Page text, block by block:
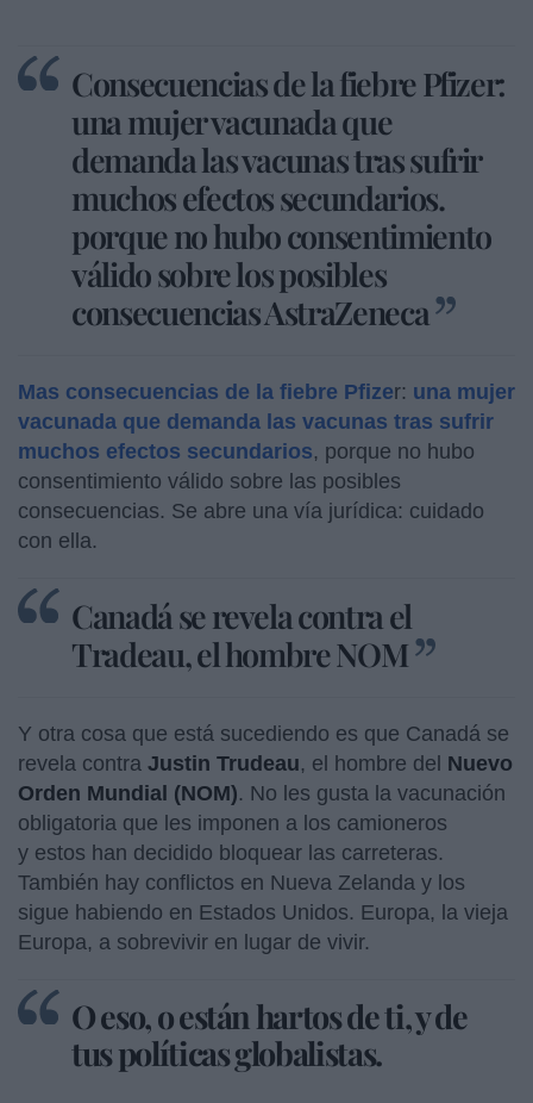
Consecuencias de la fiebre Pfizer:
una mujer vacunada que
demanda las vacunas tras sufrir
muchos efectos secundarios.
porque no hubo consentimiento
válido sobre los posibles
consecuencias AstraZeneca
Mas consecuencias de la fiebre Pfizer: una mujer
vacunada que demanda las vacunas tras sufrir
muchos efectos secundarios, porque no hubo
consentimiento válido sobre las posibles
consecuencias. Se abre una vía jurídica: cuidado
con ella.
Canadá se revela contra el
Tradeau, el hombre NOM
Y otra cosa que está sucediendo es que Canadá se
revela contra Justin Trudeau, el hombre del Nuevo
Orden Mundial (NOM). No les gusta la vacunación
obligatoria que les imponen a los camioneros
y estos han decidido bloquear las carreteras.
También hay conflictos en Nueva Zelanda y los
sigue habiendo en Estados Unidos. Europa, la vieja
Europa, a sobrevivir en lugar de vivir.
O eso, o están hartos de ti, y de
tus políticas globalistas.